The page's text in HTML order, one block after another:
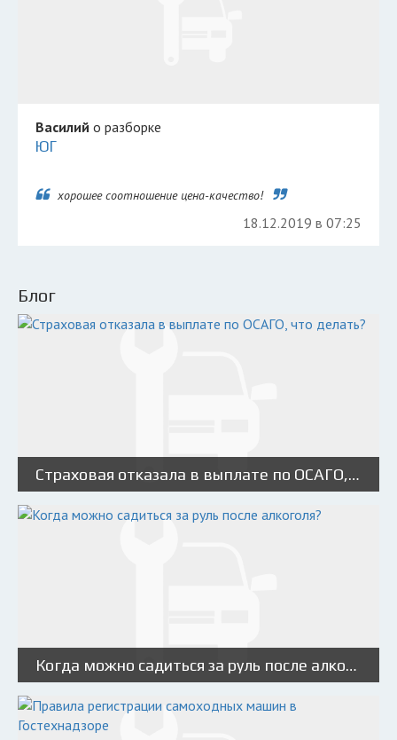
Василий о разборке
ЮГ
хорошее соотношение цена-качество!
18.12.2019 в 07:25
Блог
Страховая отказала в выплате по ОСАГО, что делать?
Когда можно садиться за руль после алкоголя?